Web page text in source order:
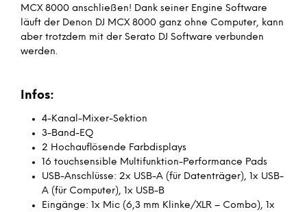
MCX 8000 anschließen! Dank seiner Engine Software
läuft der Denon DJ MCX 8000 ganz ohne Computer, kann
aber trotzdem mit der Serato DJ Software verbunden
werden.
Infos:
4-Kanal-Mixer-Sektion
3-Band-EQ
2 Hochauflösende Farbdisplays
16 touchsensible Multifunktion-Performance Pads
USB-Anschlüsse: 2x USB-A (für Datenträger), 1x USB-
A (für Computer), 1x USB-B
Eingänge: 1x Mic (6,3 mm Klinke/XLR – Combo), 1x